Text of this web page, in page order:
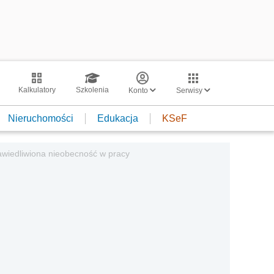
Kalkulatory Szkolenia Konto Serwisy
Nieruchomości Edukacja KSeF
nieobecność w pracy